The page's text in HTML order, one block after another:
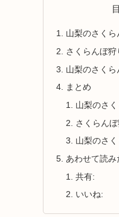
山梨のさくら
さくらんぼ狩
山梨のさくら
まとめ
山梨のさ
さくらん
山梨のさ
あわせて読み
共有:
いいね: